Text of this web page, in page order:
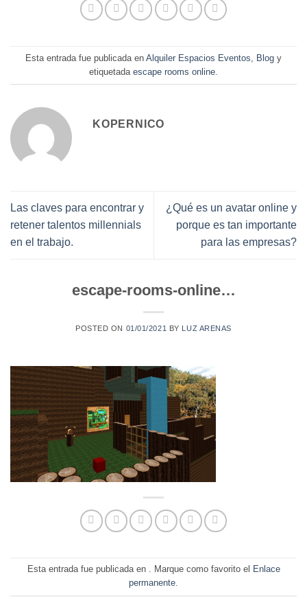
Esta entrada fue publicada en Alquiler Espacios Eventos Blog y
etiquetada escape rooms online
KOPERNICO
Las claves para encontrar y
retener talentos millennials
en el trabajo.
¿Qué es un avatar online y
porque es tan importante
para las empresas?
escape-rooms-online…
POSTED ON 01/01/2021 BY LUZ ARENAS
Esta entrada fue publicada en . Marque como favorito el Enlace
permanente.